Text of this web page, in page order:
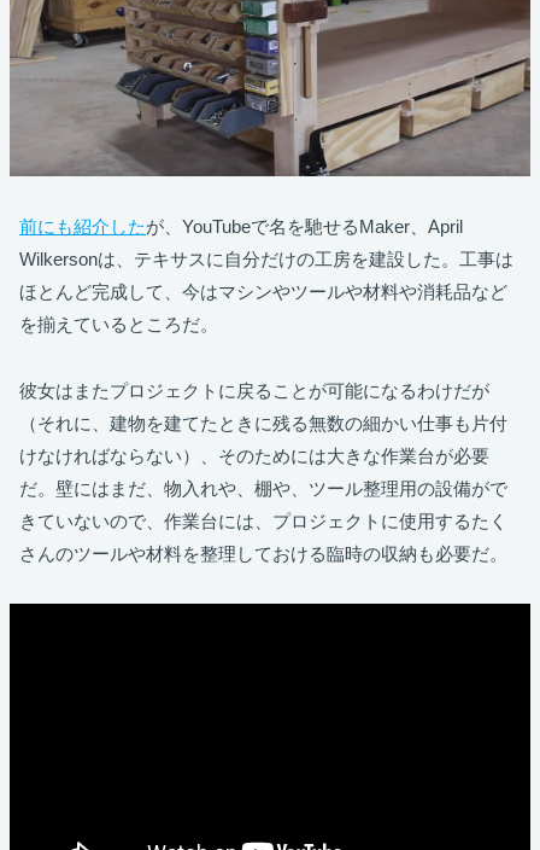
前にも紹介したが、YouTubeで名を馳せるMaker、April
Wilkersonは、テキサスに自分だけの工房を建設した。工事は
ほとんど完成して、今はマシンやツールや材料や消耗品など
を揃えているところだ。
彼女はまたプロジェクトに戻ることが可能になるわけだが
（それに、建物を建てたときに残る無数の細かい仕事も片付
けなければならない）、そのためには大きな作業台が必要
だ。壁にはまだ、物入れや、棚や、ツール整理用の設備がで
きていないので、作業台には、プロジェクトに使用するたく
さんのツールや材料を整理しておける臨時の収納も必要だ。